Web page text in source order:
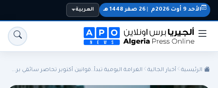
الأحد 9 أوت 2026م 26 صفر 1448 هـ العربية
الرئيسية أخبار الجالية الغرامة اليومية تبدأ..قوانين أكتوبر تحاصر سائقي بر...